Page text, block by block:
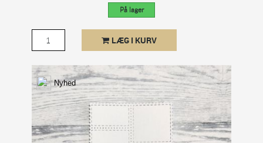
På lager
LÆG I KURV
Nyhed